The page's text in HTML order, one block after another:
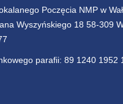
Poczęcia NMP w
Wyszyńskiego 18 58-309
parafii: 89 1240 1952